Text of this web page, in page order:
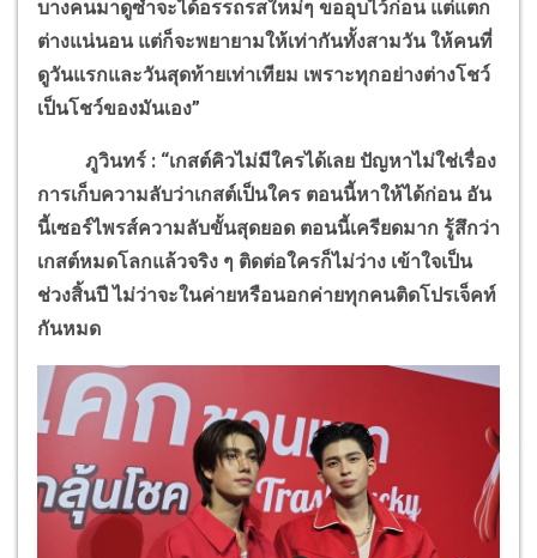
บางคนมาดูซ้ำจะได้อรรถรสใหม่ๆ ขออุบไว้ก่อน แต่แตก
ต่างแน่นอน แต่ก็จะพยายามให้เท่ากันทั้งสามวัน ให้คนที่
ดูวันแรกและวันสุดท้ายเท่าเทียม เพราะทุกอย่างต่างโชว์
เป็นโชว์ของมันเอง”
ภูวินทร์ : “เกสต์คิวไม่มีใครได้เลย ปัญหาไม่ใช่เรื่อง
การเก็บความลับว่าเกสต์เป็นใคร ตอนนี้หาให้ได้ก่อน อัน
นี้เซอร์ไพรส์ความลับขั้นสุดยอด ตอนนี้เครียดมาก รู้สึกว่า
เกสต์หมดโลกแล้วจริง ๆ ติดต่อใครก็ไม่ว่าง เข้าใจเป็น
ช่วงสิ้นปี ไม่ว่าจะในค่ายหรือนอกค่ายทุกคนติดโปรเจ็คท์
กันหมด